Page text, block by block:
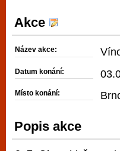
Akce
Název akce:
Datum konání:
Místo konání:
Popis akce
vyzkoušet různé
metropoli